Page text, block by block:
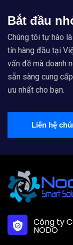
Bắt đầu
Chúng tôi tự hào
tín hàng đầu tại
vấn đề mà doanh
sẵn sàng cung
ưu nhất cho bạn.
Liên hệ
Công ty
NODO